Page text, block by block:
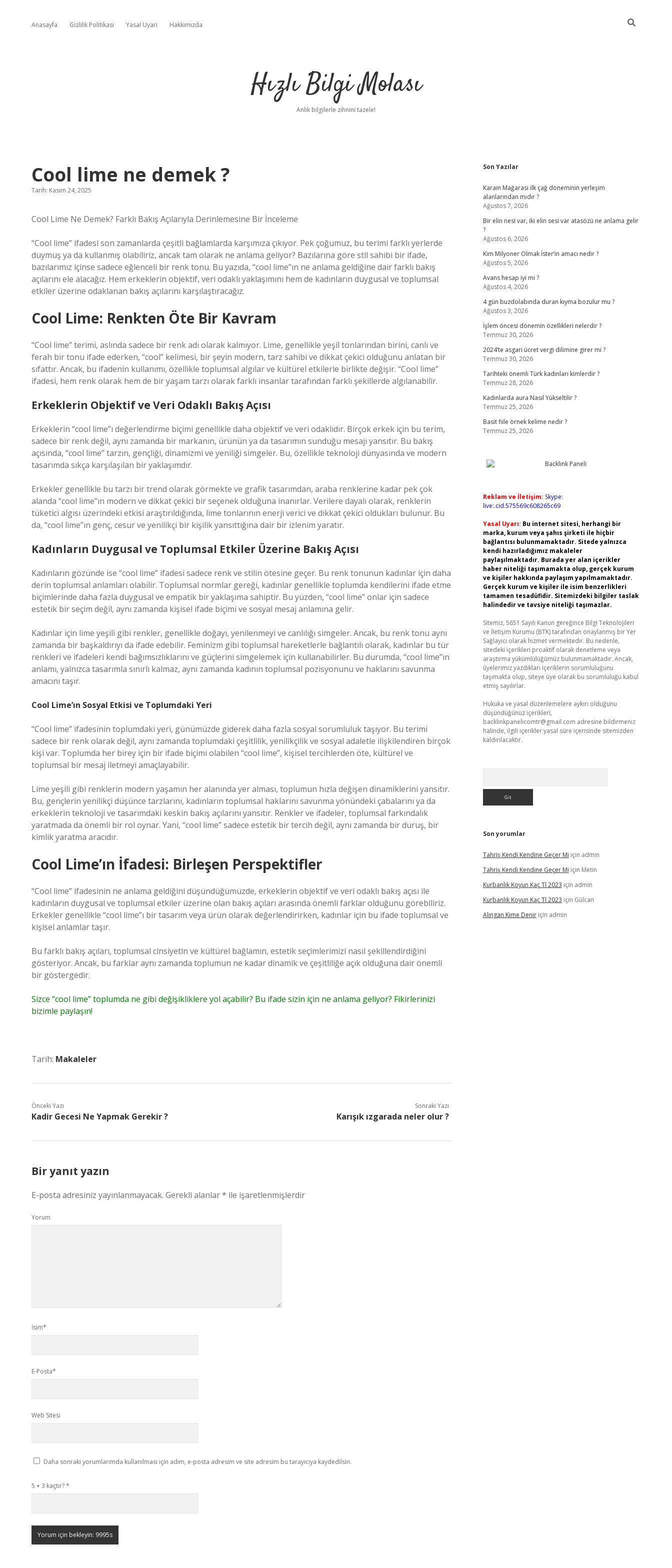
Anasayfa Gizlilik Politikası Yasal Uyarı Hakkımızda
Hızlı Bilgi Molası
Anlık bilgilerle zihnini tazele!
Cool lime ne demek ?
Tarih: Kasım 24, 2025
Cool Lime Ne Demek? Farklı Bakış Açılarıyla Derinlemesine Bir İnceleme
“Cool lime” ifadesi son zamanlarda çeşitli bağlamlarda karşımıza çıkıyor. Pek çoğumuz, bu terimi farklı yerlerde
duymuş ya da kullanmış olabiliriz, ancak tam olarak ne anlama geliyor? Bazılarına göre stil sahibi bir ifade,
bazılarımız içinse sadece eğlenceli bir renk tonu. Bu yazıda, “cool lime”ın ne anlama geldiğine dair farklı bakış
açılarını ele alacağız. Hem erkeklerin objektif, veri odaklı yaklaşımını hem de kadınların duygusal ve toplumsal
etkiler üzerine odaklanan bakış açılarını karşılaştıracağız.
Cool Lime: Renkten Öte Bir Kavram
“Cool lime” terimi, aslında sadece bir renk adı olarak kalmıyor. Lime, genellikle yeşil tonlarından birini, canlı ve
ferah bir tonu ifade ederken, “cool” kelimesi, bir şeyin modern, tarz sahibi ve dikkat çekici olduğunu anlatan bir
sıfattır. Ancak, bu ifadenin kullanımı, özellikle toplumsal algılar ve kültürel etkilerle birlikte değişir. “Cool lime”
ifadesi, hem renk olarak hem de bir yaşam tarzı olarak farklı insanlar tarafından farklı şekillerde algılanabilir.
Erkeklerin Objektif ve Veri Odaklı Bakış Açısı
Erkeklerin “cool lime”ı değerlendirme biçimi genellikle daha objektif ve veri odaklıdır. Birçok erkek için bu terim,
sadece bir renk değil, aynı zamanda bir markanın, ürünün ya da tasarımın sunduğu mesajı yansıtır. Bu bakış
açısında, “cool lime” tarzın, gençliği, dinamizmi ve yeniliği simgeler. Bu, özellikle teknoloji dünyasında ve modern
tasarımda sıkça karşılaşılan bir yaklaşımdır.
Erkekler genellikle bu tarzı bir trend olarak görmekte ve grafik tasarımdan, araba renklerine kadar pek çok
alanda “cool lime”ın modern ve dikkat çekici bir seçenek olduğuna inanırlar. Verilere dayalı olarak, renklerin
tüketici algısı üzerindeki etkisi araştırıldığında, lime tonlarının enerji verici ve dikkat çekici oldukları bulunur. Bu
da, “cool lime”ın genç, cesur ve yenilikçi bir kişilik yansıttığına dair bir izlenim yaratır.
Kadınların Duygusal ve Toplumsal Etkiler Üzerine Bakış Açısı
Kadınların gözünde ise “cool lime” ifadesi sadece renk ve stilin ötesine geçer. Bu renk tonunun kadınlar için daha
derin toplumsal anlamları olabilir. Toplumsal normlar gereği, kadınlar genellikle toplumda kendilerini ifade etme
biçimlerinde daha fazla duygusal ve empatik bir yaklaşıma sahiptir. Bu yüzden, “cool lime” onlar için sadece
estetik bir seçim değil, aynı zamanda kişisel ifade biçimi ve sosyal mesaj anlamına gelir.
Kadınlar için lime yeşili gibi renkler, genellikle doğayı, yenilenmeyi ve canlılığı simgeler. Ancak, bu renk tonu aynı
zamanda bir başkaldırıyı da ifade edebilir. Feminizm gibi toplumsal hareketlerle bağlantılı olarak, kadınlar bu tür
renkleri ve ifadeleri kendi bağımsızlıklarını ve güçlerini simgelemek için kullanabilirler. Bu durumda, “cool lime”ın
anlamı, yalnızca tasarımla sınırlı kalmaz, aynı zamanda kadının toplumsal pozisyonunu ve haklarını savunma
amacını taşır.
Cool Lime’ın Sosyal Etkisi ve Toplumdaki Yeri
“Cool lime” ifadesinin toplumdaki yeri, günümüzde giderek daha fazla sosyal sorumluluk taşıyor. Bu terimi
sadece bir renk olarak değil, aynı zamanda toplumdaki çeşitlilik, yenilikçilik ve sosyal adaletle ilişkilendiren birçok
kişi var. Toplumda her birey için bir ifade biçimi olabilen “cool lime”, kişisel tercihlerden öte, kültürel ve
toplumsal bir mesaj iletmeyi amaçlayabilir.
Lime yeşili gibi renklerin modern yaşamın her alanında yer alması, toplumun hızla değişen dinamiklerini yansıtır.
Bu, gençlerin yenilikçi düşünce tarzlarını, kadınların toplumsal haklarını savunma yönündeki çabalarını ya da
erkeklerin teknoloji ve tasarımdaki keskin bakış açılarını yansıtır. Renkler ve ifadeler, toplumsal farkındalık
yaratmada da önemli bir rol oynar. Yani, “cool lime” sadece estetik bir tercih değil, aynı zamanda bir duruş, bir
kimlik yaratma aracıdır.
Cool Lime’ın İfadesi: Birleşen Perspektifler
“Cool lime” ifadesinin ne anlama geldiğini düşündüğümüzde, erkeklerin objektif ve veri odaklı bakış açısı ile
kadınların duygusal ve toplumsal etkiler üzerine olan bakış açıları arasında önemli farklar olduğunu görebiliriz.
Erkekler genellikle “cool lime”ı bir tasarım veya ürün olarak değerlendirirken, kadınlar için bu ifade toplumsal ve
kişisel anlamlar taşır.
Bu farklı bakış açıları, toplumsal cinsiyetin ve kültürel bağlamın, estetik seçimlerimizi nasıl şekillendirdiğini
gösteriyor. Ancak, bu farklar aynı zamanda toplumun ne kadar dinamik ve çeşitliliğe açık olduğuna dair önemli
bir göstergedir.
Sizce “cool lime” toplumda ne gibi değişikliklere yol açabilir? Bu ifade sizin için ne anlama geliyor? Fikirlerinizi
bizimle paylaşın!
Tarih: Makaleler
Önceki Yazı
Kadir Gecesi Ne Yapmak Gerekir ?
Sonraki Yazı
Karışık ızgarada neler olur ?
Bir yanıt yazın
E-posta adresiniz yayınlanmayacak. Gerekli alanlar* ile işaretlenmişlerdir
Yorum
İsim*
E-Posta*
Web Sitesi
Daha sonraki yorumlarımda kullanılması için adım, e-posta adresim ve site adresim bu tarayıcıya kaydedilsin.
5 + 3 kaçtır?*
Sidebar
Son Yazılar
Karain Mağarası ilk çağ döneminin yerleşim
alanlarından mıdır ?
Ağustos 7, 2026
Bir elin nesi var, iki elin sesi var atasözü ne anlama gelir
?
Ağustos 6, 2026
Kim Milyoner Olmak İster’in amacı nedir ?
Ağustos 5, 2026
Avans hesap iyi mi ?
Ağustos 4, 2026
4 gün buzdolabında duran kıyma bozulur mu ?
Ağustos 3, 2026
İşlem öncesi dönemin özellikleri nelerdir ?
Temmuz 30, 2026
2024’te asgari ücret vergi dilimine girer mi ?
Temmuz 30, 2026
Tarihteki önemli Türk kadınları kimlerdir ?
Temmuz 28, 2026
Kadınlarda aura Nasıl Yükseltilir ?
Temmuz 25, 2026
Basit fiile örnek kelime nedir ?
Temmuz 25, 2026
Reklam ve İletişim: Skype:
live:.cid.575569c608265c69
Yasal Uyarı: Bu internet sitesi, herhangi bir
marka, kurum veya şahıs şirketi ile hiçbir
bağlantısı bulunmamaktadır. Sitede yalnızca
kendi hazırladığımız makaleler
paylaşılmaktadır. Burada yer alan içerikler
haber niteliği taşımamakta olup, gerçek kurum
ve kişiler hakkında paylaşım yapılmamaktadır.
Gerçek kurum ve kişiler ile isim benzerlikleri
tamamen tesadüfidir. Sitemizdeki bilgiler taslak
halindedir ve tavsiye niteliği taşımazlar.
Sitemiz, 5651 Sayılı Kanun gereğince Bilgi Teknolojileri
ve İletişim Kurumu (BTK) tarafından onaylanmış bir Yer
Sağlayıcı olarak hizmet vermektedir. Bu nedenle,
sitedeki içerikleri proaktif olarak denetleme veya
araştırma yükümlülüğümüz bulunmamaktadır. Ancak,
üyelerimiz yazdıkları içeriklerin sorumluluğunu
taşımakta olup, siteye üye olarak bu sorumluluğu kabul
etmiş sayılırlar.
Hukuka ve yasal düzenlemelere aykırı olduğunu
düşündüğünüz içerikleri,
backlinkpanelicomtr@gmail.com adresine bildirmeniz
halinde, ilgili içerikler yasal süre içerisinde sitemizden
kaldırılacaktır.
Son yorumlar
Tahriş Kendi Kendine Geçer Mi için admin
Tahriş Kendi Kendine Geçer Mi için Metin
Kurbanlık Koyun Kaç Tl 2023 için admin
Kurbanlık Koyun Kaç Tl 2023 için Gülcan
Alıngan Kime Deniriçin admin